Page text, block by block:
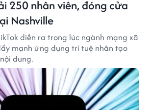
250 nhân viên, đóng cửa
Nashville
diễn ra trong lúc ngành mạng xã
mạnh ứng dụng trí tuệ nhân tạo
dung.